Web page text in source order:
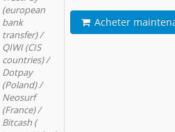
(european
bank
transfer) /
QIWI (CIS
countries) /
Dotpay
(Poland) /
Neosurf
(France) /
Bitcash (
Acheter